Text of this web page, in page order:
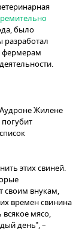
было
разработал
фермерам
Жилене
этих свиней.
своим внукам,
времен свинина
мясо,
день", –